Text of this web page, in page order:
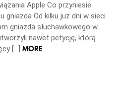
Apple Co przyniesie
gniazda Od kilku już dni w sieci
gniazda słuchawkowego w
nawet petycję, którą
[…] MORE